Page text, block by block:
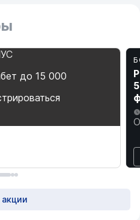
до 15 000
акции